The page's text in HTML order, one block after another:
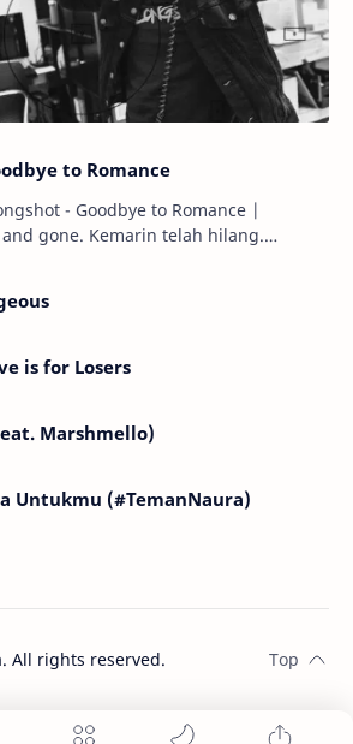
to Romance
- Goodbye to Romance |
telah hilang.
is for Losers
Marshmello)
Untukmu (#TemanNaura)
All rights reserved.